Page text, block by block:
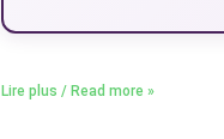
Lire plus / Read more »